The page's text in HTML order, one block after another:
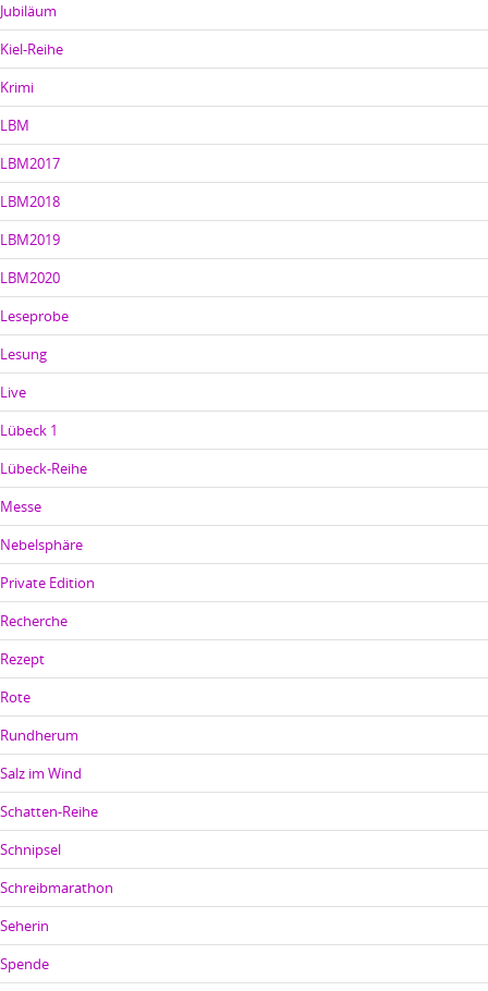
Jubiläum
Kiel-Reihe
Krimi
LBM
LBM2017
LBM2018
LBM2019
LBM2020
Leseprobe
Lesung
Live
Lübeck 1
Lübeck-Reihe
Messe
Nebelsphäre
Private Edition
Recherche
Rezept
Rote
Rundherum
Salz im Wind
Schatten-Reihe
Schnipsel
Schreibmarathon
Seherin
Spende